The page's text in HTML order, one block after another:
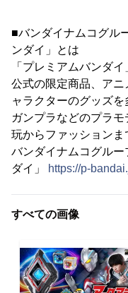
■バンダイナムコグル
ンダイ」とは
「プレミアムバンダ
公式の限定商品、ア
ャラクターのグッズを
ガンプラなどのプラ
玩からファッションま
バンダイナムコグル
ダイ」
https://p-
すべての画像